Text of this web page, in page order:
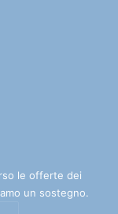
le offerte dei
un sostegno.